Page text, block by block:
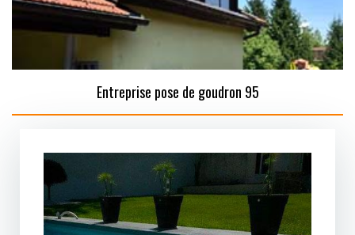
Entreprise pose de goudron 95